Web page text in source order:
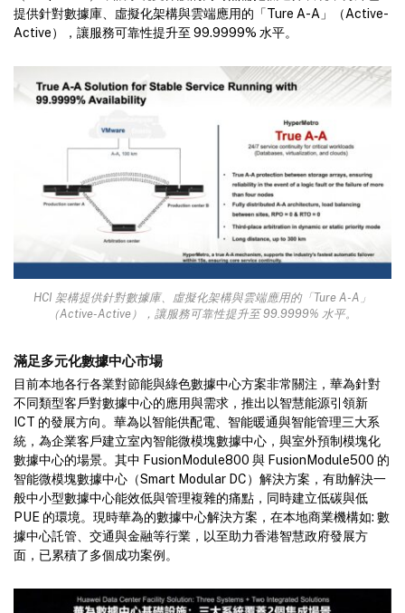
提供針對數據庫、虛擬化架構與雲端應用的「Ture A-A」（Active-
Active），讓服務可靠性提升至 99.9999% 水平。
HCI 架構提供針對數據庫、虛擬化架構與雲端應用的「Ture A-A」
（Active-Active），讓服務可靠性提升至 99.9999% 水平。
滿足多元化數據中心市場
目前本地各行各業對節能與綠色數據中心方案非常關注，華為針對
不同類型客戶對數據中心的應用與需求，推出以智慧能源引領新
ICT 的發展方向。華為以智能供配電、智能暖通與智能管理三大系
統，為企業客戶建立室內智能微模塊數據中心，與室外預制模塊化
數據中心的場景。其中 FusionModule800 與 FusionModule500 的
智能微模塊數據中心（Smart Modular DC）解決方案，有助解決一
般中小型數據中心能效低與管理複雜的痛點，同時建立低碳與低
PUE 的環境。現時華為的數據中心解決方案，在本地商業機構如: 數
據中心託管、交通與金融等行業，以至助力香港智慧政府發展方
面，已累積了多個成功案例。